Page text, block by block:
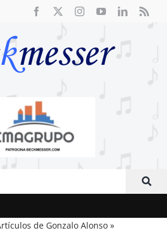
de Gonzalo Alonso